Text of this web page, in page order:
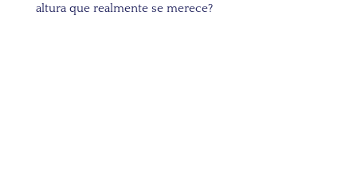
altura que realmente se merece?